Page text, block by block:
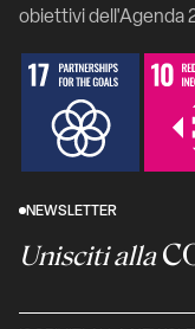
obiettivi dell'Agenda
NEWSLETTER
Unisciti alla